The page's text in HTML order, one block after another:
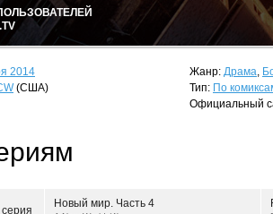
2014
(США)
Жанр: Драма,
Тип: По
Официальный
Новый мир. Часть 4